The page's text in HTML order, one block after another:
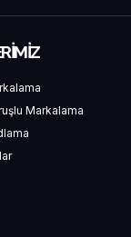
Markalama